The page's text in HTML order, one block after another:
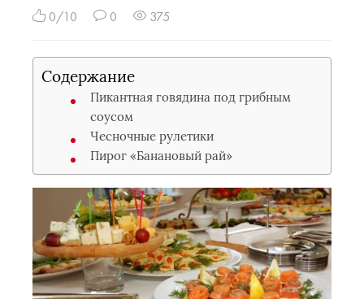
0/10 0 375
Содержание
Пикантная говядина под грибным
соусом
Чесночные рулетики
Пирог «Банановый рай»